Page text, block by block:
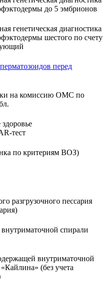
до 5 эмбрионов
генетическая диагностика
шестого по счету
перед
на комиссию ОМС по
тест
по критериям ВОЗ)
разгрузочного пессария
спирали
внутриматочной
(без учета